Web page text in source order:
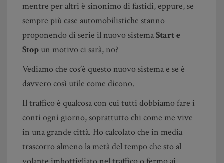
mentre per altri è sinonimo di fastidi, eppure, se
sempre più case automobilistiche stanno
proponendo di serie il nuovo sistemaStart e
Stop un motivo ci sarà, no?
Vediamo che cos’è questo nuovo sistema e se è
davvero così utile come dicono.
Il traffico è qualcosa con cui tutti dobbiamo fare i
conti ogni giorno, soprattutto chi come me vive
in una grande città. Ho calcolato che in media
trascorro almeno la metà del tempo che sto al